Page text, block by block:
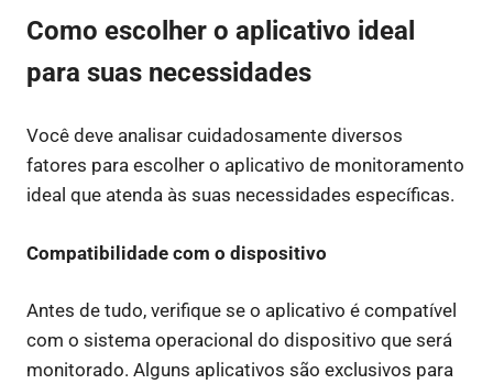
Como escolher o aplicativo ideal
para suas necessidades
Você deve analisar cuidadosamente diversos
fatores para escolher o aplicativo de monitoramento
ideal que atenda às suas necessidades específicas.
Compatibilidade com o dispositivo
Antes de tudo, verifique se o aplicativo é compatível
com o sistema operacional do dispositivo que será
monitorado. Alguns aplicativos são exclusivos para